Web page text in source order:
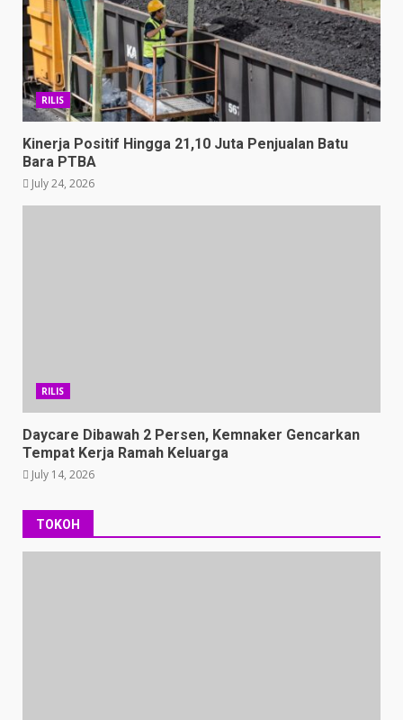
RILIS
Kinerja Positif Hingga 21,10 Juta Penjualan Batu
Bara PTBA
July 24, 2026
RILIS
Daycare Dibawah 2 Persen, Kemnaker Gencarkan
Tempat Kerja Ramah Keluarga
July 14, 2026
TOKOH